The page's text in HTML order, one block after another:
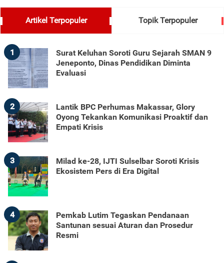
Artikel Terpopuler Topik Terpopuler
1
Surat Keluhan Soroti Guru Sejarah SMAN 9
Jeneponto, Dinas Pendidikan Diminta
Evaluasi
2
Lantik BPC Perhumas Makassar, Glory
Oyong Tekankan Komunikasi Proaktif dan
Empati Krisis
3
Milad ke-28, IJTI Sulselbar Soroti Krisis
Ekosistem Pers di Era Digital
4
Pemkab Lutim Tegaskan Pendanaan
Santunan sesuai Aturan dan Prosedur
Resmi